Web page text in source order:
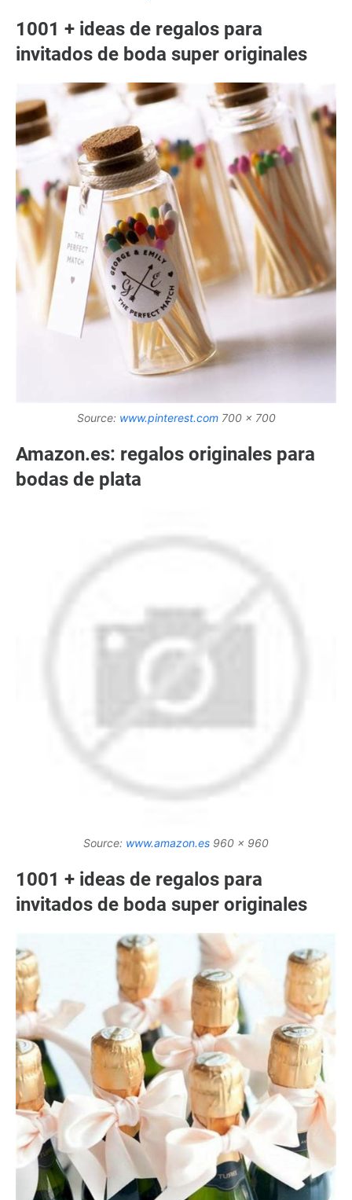
1001 + ideas de regalos para
invitados de boda super originales
Source: www.pinterest.com700 x 700
Amazon.es: regalos originales para
bodas de plata
Source: www.amazon.es 960 x 960
1001 + ideas de regalos para
invitados de boda super originales